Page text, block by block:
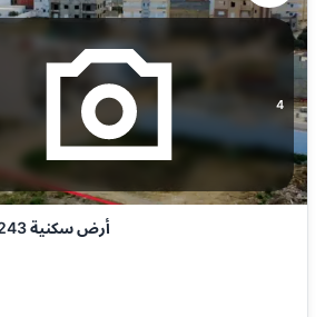
4
أرض سكنية 243 م² في جنان المنصورة